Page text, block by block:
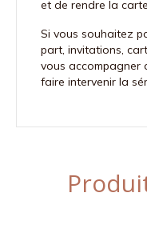
et de rendre la
Si vous souhaitez
part, invitations,
vous accompagner
faire intervenir la